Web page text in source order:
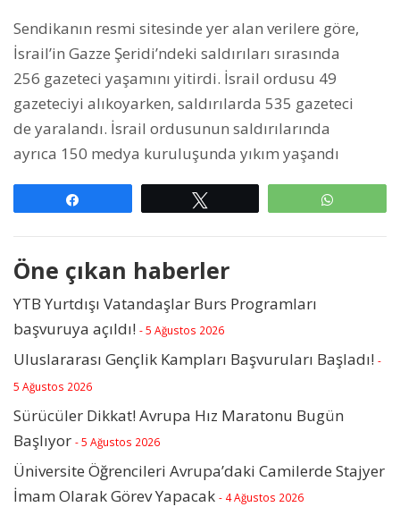
Sendikanın resmi sitesinde yer alan verilere göre,
İsrail’in Gazze Şeridi’ndeki saldırıları sırasında
256 gazeteci yaşamını yitirdi. İsrail ordusu 49
gazeteciyi alıkoyarken, saldırılarda 535 gazeteci
de yaralandı. İsrail ordusunun saldırılarında
ayrıca 150 medya kuruluşunda yıkım yaşandı
Öne çıkan haberler
YTB Yurtdışı Vatandaşlar Burs Programları
başvuruya açıldı! - 5 Ağustos 2026
Uluslararası Gençlik Kampları Başvuruları Başladı! -
5 Ağustos 2026
Sürücüler Dikkat! Avrupa Hız Maratonu Bugün
Başlıyor - 5 Ağustos 2026
Üniversite Öğrencileri Avrupa’daki Camilerde Stajyer
İmam Olarak Görev Yapacak - 4 Ağustos 2026